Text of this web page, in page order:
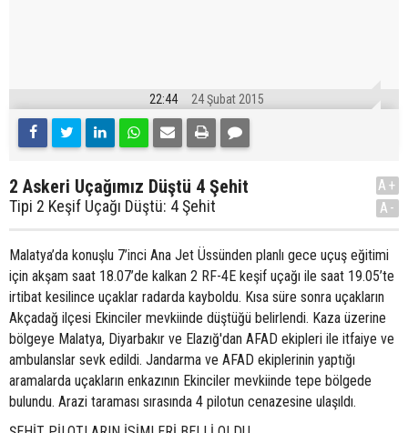
22:44 24 Şubat 2015
2 Askeri Uçağımız Düştü 4 Şehit
Tipi 2 Keşif Uçağı Düştü: 4 Şehit
A+
A-
Malatya’da konuşlu 7’inci Ana Jet Üssünden planlı gece uçuş eğitimi
için akşam saat 18.07’de kalkan 2 RF-4E keşif uçağı ile saat 19.05’te
irtibat kesilince uçaklar radarda kayboldu. Kısa süre sonra uçakların
Akçadağ ilçesi Ekinciler mevkiinde düştüğü belirlendi. Kaza üzerine
bölgeye Malatya, Diyarbakır ve Elazığ'dan AFAD ekipleri ile itfaiye ve
ambulanslar sevk edildi. Jandarma ve AFAD ekiplerinin yaptığı
aramalarda uçakların enkazının Ekinciler mevkiinde tepe bölgede
bulundu. Arazi taraması sırasında 4 pilotun cenazesine ulaşıldı.